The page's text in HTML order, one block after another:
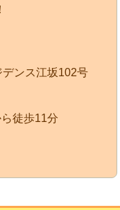
ンス江坂102号
徒歩11分